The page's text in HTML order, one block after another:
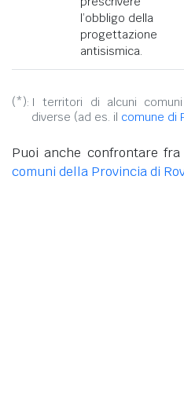
l’obbligo della
progettazione
antisismica.
(*): I territori di alcuni
diverse (ad es. il comune di
Puoi anche confrontare
comuni della Provincia di